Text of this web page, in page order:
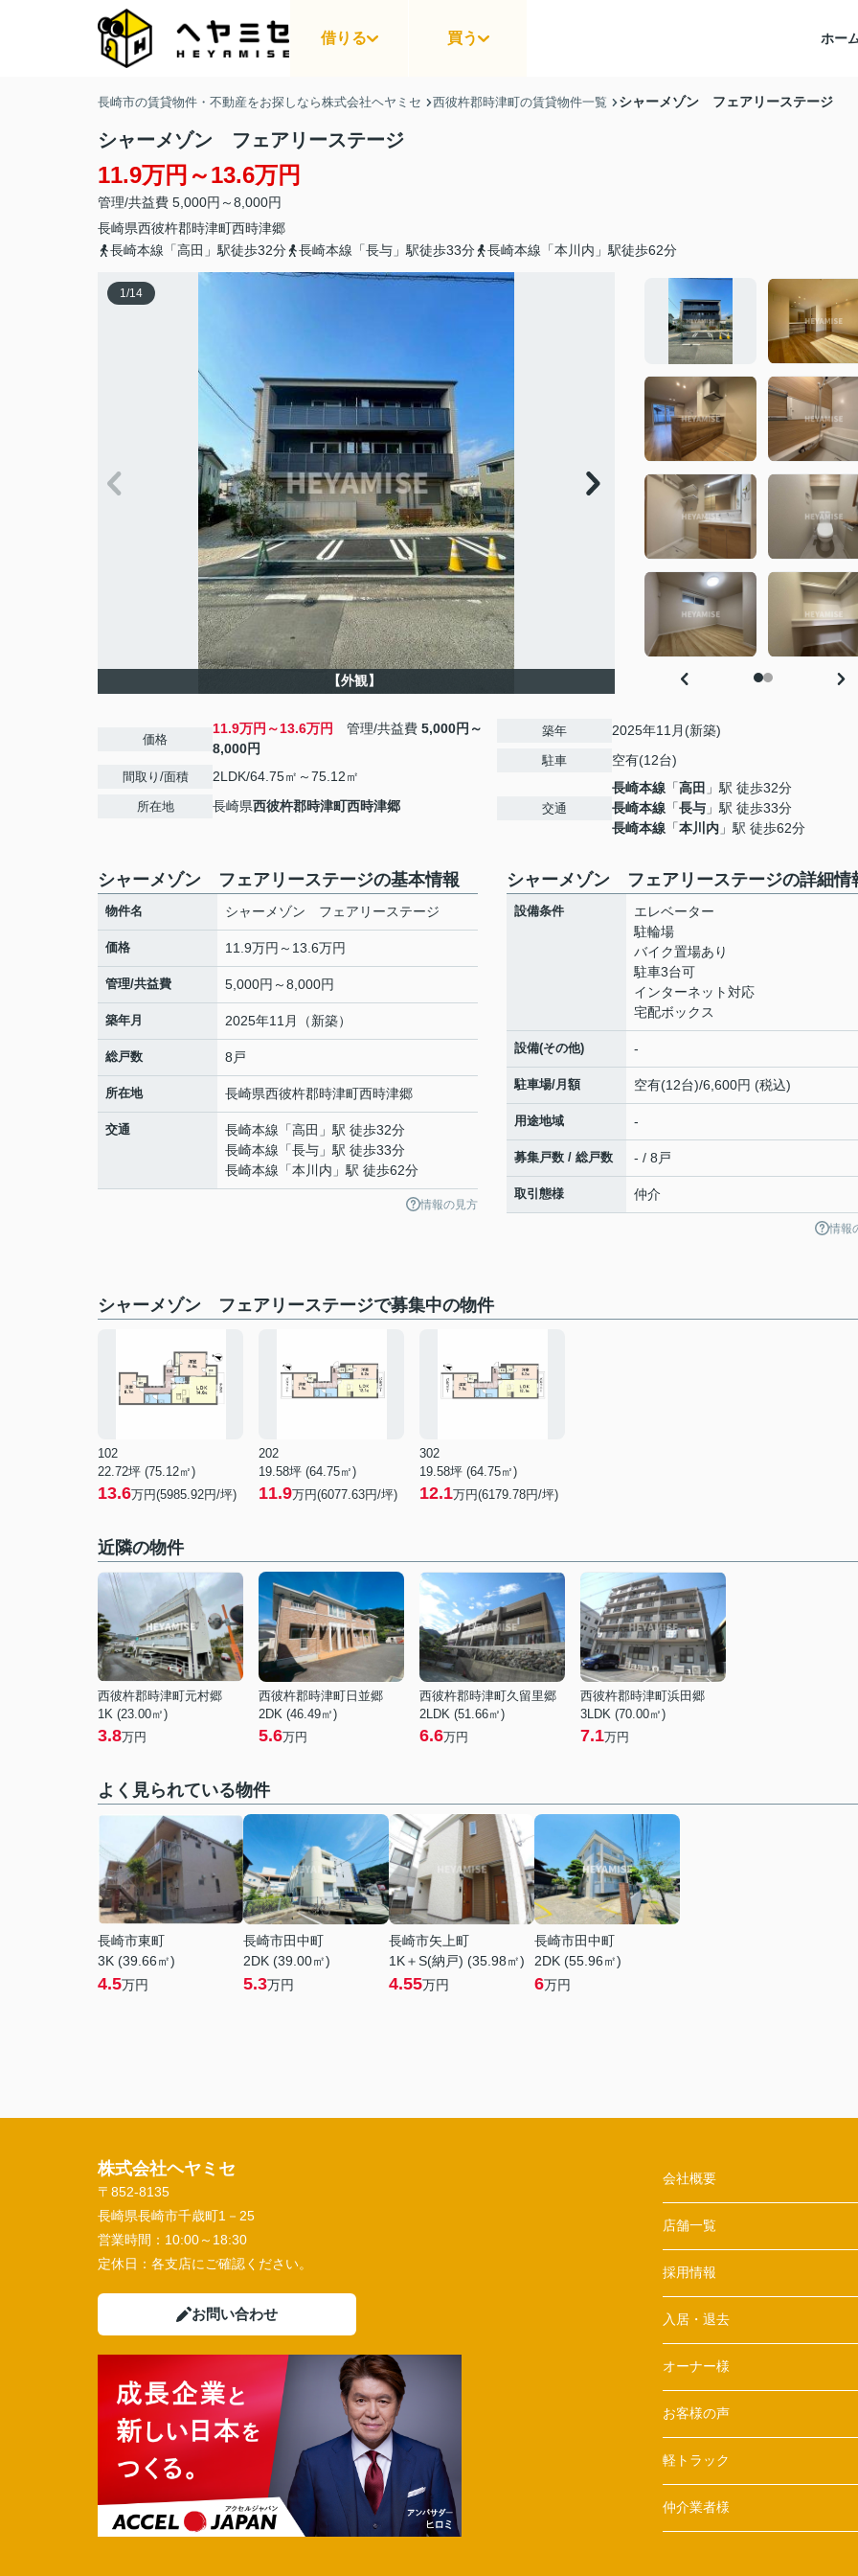
借りる 買う ホー
長崎市の賃貸物件・不動産をお探しなら株式会社ヘヤミセ 西彼杵郡時津町の賃貸物件一覧 シャーメゾン フェアリーステージ
シャーメゾン フェアリーステージ
11.9万円～13.6万円
管理/共益費 5,000円～8,000円
長崎県西彼杵郡時津町西時津郷
長崎本線「高田」駅徒歩32分
長崎本線「長与」駅徒歩33分 長崎本線「本川内」駅徒歩62分
1/14
【外観】
価格
11.9万円～13.6万円 管理/共益費 5,000円～
8,000円
間取り/面積 2LDK/64.75㎡～75.12㎡
所在地 長崎県西彼杵郡時津町西時津郷
築年 2025年11月(新築)
駐車 空有(12台)
交通
長崎本線 「高田 」駅 徒歩32分
長崎本線 「長与 」駅 徒歩33分
長崎本線 「本川内 」駅 徒歩62分
シャーメゾン フェアリーステージの基本情報
物件名 シャーメゾン フェアリーステージ
価格 11.9万円～13.6万円
管理/共益費 5,000円～8,000円
築年月 2025年11月（新築）
総戸数 8戸
所在地 長崎県西彼杵郡時津町西時津郷
交通 長崎本線 「高田 」駅 徒歩32分
長崎本線 「長与 」駅 徒歩33分
長崎本線 「本川内 」駅 徒歩62分
情報の見方
シャーメゾン フェアリーステージの詳細情
設備条件
エレベーター
駐輪場
バイク置場あり
駐車3台可
インターネット対応
宅配ボックス
設備(その他) -
駐車場/月額 空有(12台)/6,600円 (税込)
用途地域 -
募集戸数 / 総戸数 - / 8戸
取引態様 仲介
情報
シャーメゾン フェアリーステージで募集中の物件
102
22.72坪 (75.12㎡)
13.6万円(5985.92円/坪)
202
19.58坪 (64.75㎡)
11.9万円(6077.63円/坪)
302
19.58坪 (64.75㎡)
12.1万円(6179.78円/坪)
近隣の物件
西彼杵郡時津町元村郷
1K (23.00㎡)
3.8万円
西彼杵郡時津町日並郷
2DK (46.49㎡)
5.6万円
西彼杵郡時津町久留里郷
2LDK (51.66㎡)
6.6万円
西彼杵郡時津町浜田郷
3LDK (70.00㎡)
7.1万円
よく見られている物件
長崎市東町
3K (39.66㎡)
4.5万円
長崎市田中町
2DK (39.00㎡)
5.3万円
長崎市矢上町
1K＋S(納戸) (35.98㎡)
4.55万円
長崎市田中町
2DK (55.96㎡)
6万円
株式会社ヘヤミセ
〒852-8135
長崎県長崎市千歳町1－25
営業時間： 10:00～18:30
定休日： 各支店にご確認ください。
お問い合わせ
会社概要
店舗一覧
採用情報
入居・退去
オーナー様
お客様の声
軽トラック
仲介業者様